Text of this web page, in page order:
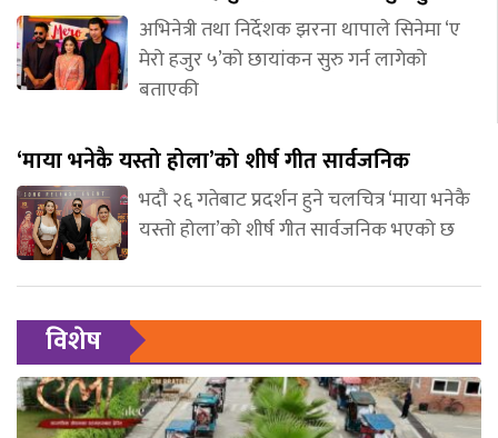
अभिनेत्री तथा निर्देशक झरना थापाले सिनेमा ‘ए
मेरो हजुर ५’को छायांकन सुरु गर्न लागेको
बताएकी
‘माया भनेकै यस्तो होला’को शीर्ष गीत सार्वजनिक
भदौ २६ गतेबाट प्रदर्शन हुने चलचित्र ‘माया भनेकै
यस्तो होला’को शीर्ष गीत सार्वजनिक भएको छ
विशेष